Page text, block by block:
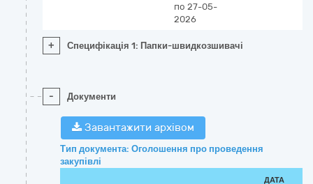
по 27-05-
2026
+ Специфікація 1: Папки-швидкозшивачі
- Документи
Завантажити архівом
Тип документа: Оголошення про проведення
закупівлі
ДАТА